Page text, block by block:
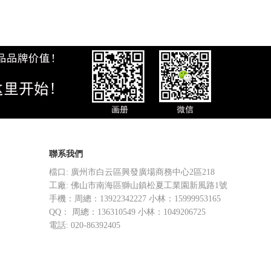
聯系我們
檔口: 廣州市白云區興發廣場商務中心2區218
工廠: 佛山市南海區獅山鎮松夏工業園新風路1號
手機：周總：13922342227 小林：15999953165
QQ： 周總：136310549 小林：1049206725
電話: 020-86392405